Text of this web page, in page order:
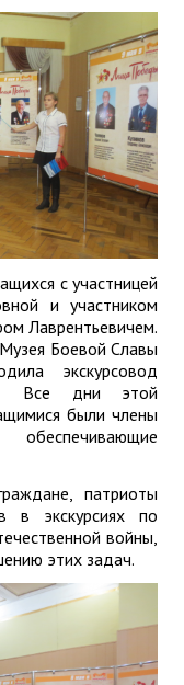
с участницей
и участником
Лаврентьевичем.
Боевой Славы
экскурсовод
Все дни этой
были члены
патриоты
в экскурсиях по
войны,
этих задач.